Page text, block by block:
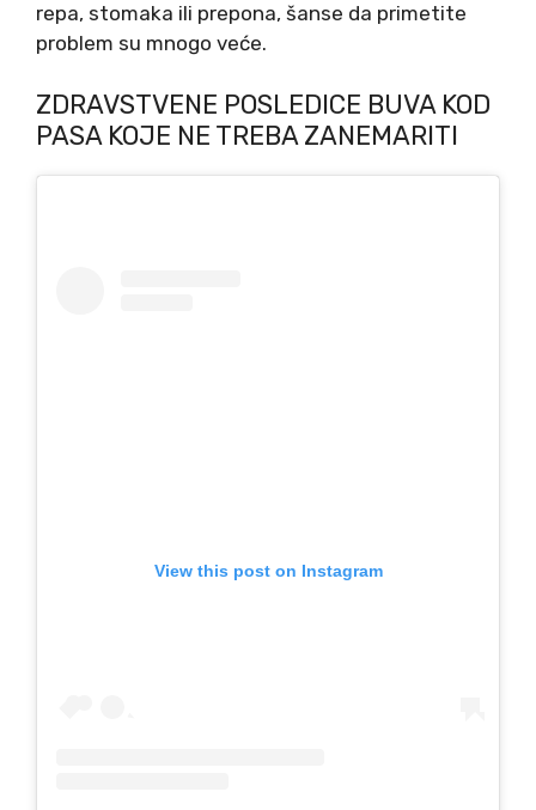
repa, stomaka ili prepona, šanse da primetite
problem su mnogo veće.
ZDRAVSTVENE POSLEDICE BUVA KOD
PASA KOJE NE TREBA ZANEMARITI
View this post on Instagram